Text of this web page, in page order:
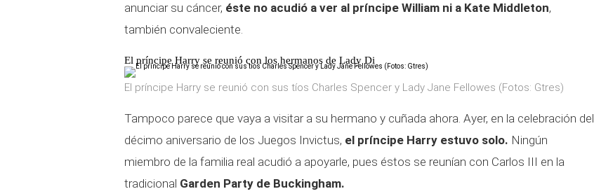
anunciar su cáncer, éste no acudió a ver al príncipe William ni a Kate Middleton,
también convaleciente.
El príncipe Harry se reunió con los hermanos de Lady Di
El príncipe Harry se reunió con sus tíos Charles Spencer y Lady Jane Fellowes (Fotos: Gtres)
Tampoco parece que vaya a visitar a su hermano y cuñada ahora. Ayer, en la celebración del
décimo aniversario de los Juegos Invictus, el príncipe Harry estuvo solo. Ningún
miembro de la familia real acudió a apoyarle, pues éstos se reunían con Carlos III en la
tradicional Garden Party de Buckingham.